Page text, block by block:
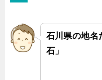
石川県の地名
石」